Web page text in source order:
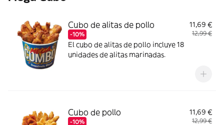
Cubo de alitas de pollo
-10%
11,69 €
12,99 €
El cubo de alitas de pollo incluye 18
unidades de alitas marinadas.
Cubo de pollo
-10%
11,69 €
12,99 €